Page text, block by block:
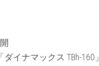
開
イナマックス TBh-160」